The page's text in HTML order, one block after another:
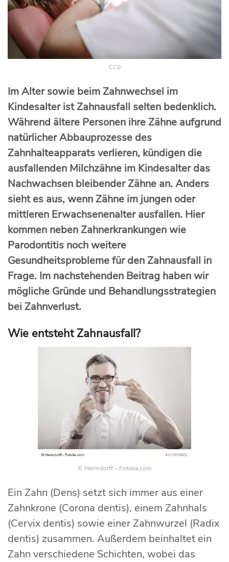
CC0
Im Alter sowie beim Zahnwechsel im
Kindesalter ist Zahnausfall selten bedenklich.
Während ältere Personen ihre Zähne aufgrund
natürlicher Abbauprozesse des
Zahnhalteapparats verlieren, kündigen die
ausfallenden Milchzähne im Kindesalter das
Nachwachsen bleibender Zähne an. Anders
sieht es aus, wenn Zähne im jungen oder
mittleren Erwachsenenalter ausfallen. Hier
kommen neben Zahnerkrankungen wie
Parodontitis noch weitere
Gesundheitsprobleme für den Zahnausfall in
Frage. Im nachstehenden Beitrag haben wir
mögliche Gründe und Behandlungsstrategien
bei Zahnverlust.
Wie entsteht Zahnausfall?
© Herrndorff – Fotolia.com
Ein Zahn (Dens) setzt sich immer aus einer
Zahnkrone (Corona dentis), einem Zahnhals
(Cervix dentis) sowie einer Zahnwurzel (Radix
dentis) zusammen. Außerdem beinhaltet ein
Zahn verschiedene Schichten, wobei das